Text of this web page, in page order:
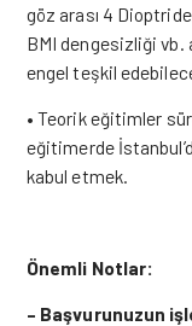
göz arası 4
BMI dengesizliği vb.
engel teşkil
• Teorik eğitimler
eğitimerde
kabul etmek.
Önemli Notlar:
– Başvurunuzun